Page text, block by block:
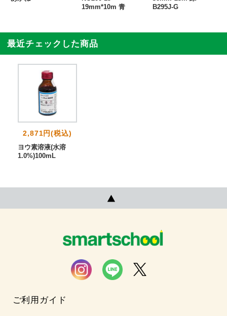
19mm*10m 青
B295J-G
最近チェックした商品
2,871円(税込)
ヨウ素溶液(水溶
1.0%)100mL
ご利用ガイド